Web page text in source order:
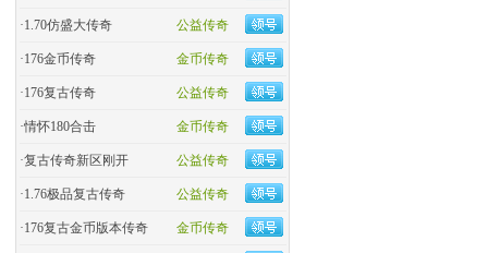
公益传奇
·1.70仿盛大传奇
金币传奇
·176金币传奇
公益传奇
·176复古传奇
金币传奇
·情怀180合击
公益传奇
·复古传奇新区刚开
公益传奇
·1.76极品复古传奇
金币传奇
·176复古金币版本传奇